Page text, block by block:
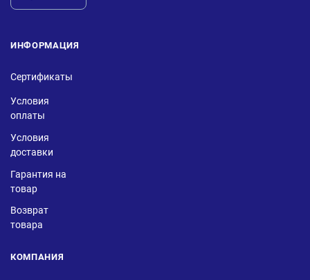
ИНФОРМАЦИЯ
Сертификаты
Условия
оплаты
Условия
доставки
Гарантия на
товар
Возврат
товара
КОМПАНИЯ